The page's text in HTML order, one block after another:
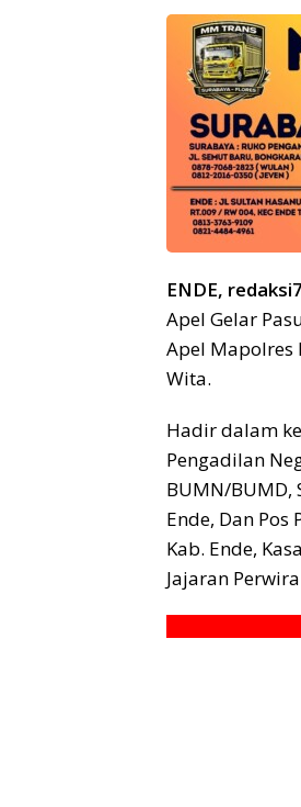
ENDE,
Apel Gelar
Apel Mapolres
Wita.
Hadir dalam
Pengadilan
BUMN/BUMD,
Ende, Dan
Kab. Ende,
Jajaran